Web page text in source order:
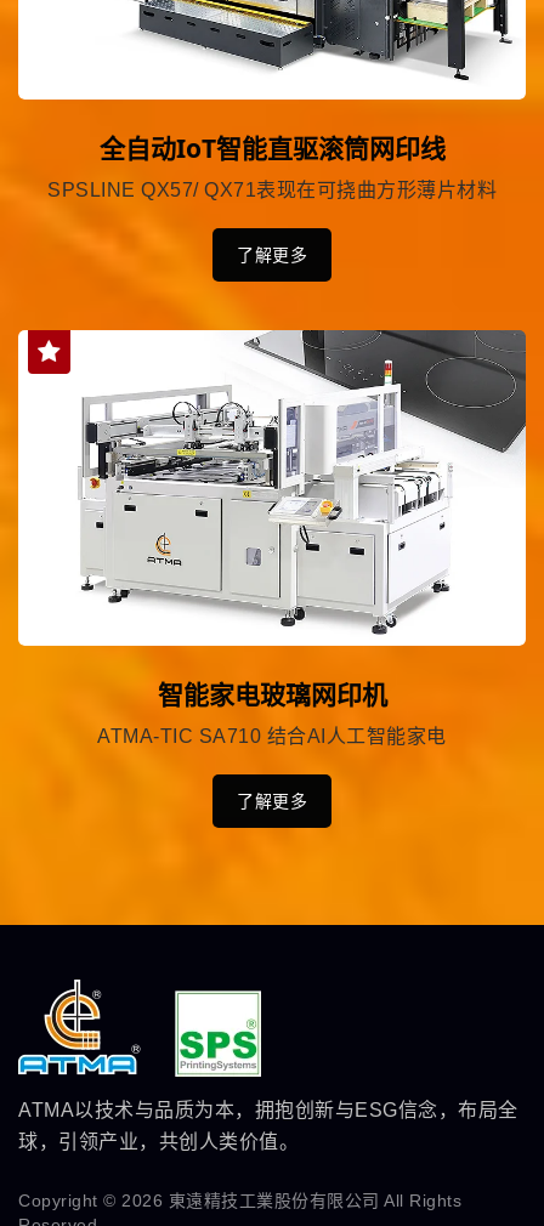
全自动IoT智能直驱滚筒网印线
SPSLINE QX57/ QX71表现在可挠曲方形薄片材料
了解更多
智能家电玻璃网印机
ATMA-TIC SA710 结合AI人工智能家电
了解更多
ATMA以技术与品质为本，拥抱创新与ESG信念，布局全
球，引领产业，共创人类价值。
Copyright © 2026 東遠精技工業股份有限公司 All Rights